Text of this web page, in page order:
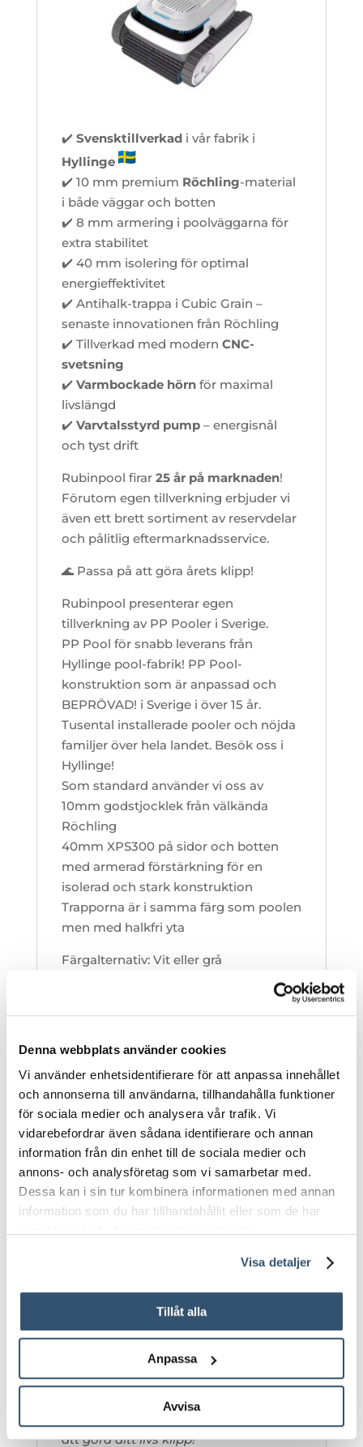
Denna webbplats använder cookies
Vi använder enhetsidentifierare för att anpassa innehållet
och annonserna till användarna, tillhandahålla funktioner
för sociala medier och analysera vår trafik. Vi
vidarebefordrar även sådana identifierare och annan
information från din enhet till de sociala medier och
annons- och analysföretag som vi samarbetar med.
Dessa kan i sin tur kombinera informationen med annan
information som du har tillhandahållit eller som de har
Visa detaljer
Tillåt alla
Anpassa
Avvisa
✔️ Svensktillverkadi vår fabrik i
Hyllinge
✔️ 10 mm premium Röchling-material
i både väggar och botten
✔️ 8 mm armering i poolväggarna för
extra stabilitet
✔️ 40 mm isolering för optimal
energieffektivitet
✔️ Antihalk-trappa i Cubic Grain –
senaste innovationen från Röchling
✔️ Tillverkad med modern CNC-
svetsning
✔️ Varmbockade hörnför maximal
livslängd
✔️ Varvtalsstyrd pump– energisnål
och tyst drift
Rubinpool firar 25 år på marknaden!
Förutom egen tillverkning erbjuder vi
även ett brett sortiment av reservdelar
och pålitlig eftermarknadsservice.
🌊 Passa på att göra årets klipp!
Rubinpool presenterar egen
tillverkning av PP Pooler i Sverige.
PP Pool för snabb leverans från
Hyllinge pool-fabrik! PP Pool-
konstruktion som är anpassad och
BEPRÖVAD! i Sverige i över 15 år.
Tusental installerade pooler och nöjda
familjer över hela landet. Besök oss i
Hyllinge!
Som standard använder vi oss av
10mm godstjocklek från välkända
Röchling
40mm XPS300 på sidor och botten
med armerad förstärkning för en
isolerad och stark konstruktion
Trapporna är i samma färg som poolen
men med halkfri yta
Färgalternativ: Vit eller grå
Trappalternativ: Helgaveltrappa eller
Pool i 10mm PP-material från
Röchling
Trappor med halkfri yta
Pump med varvtalsstyrning för
sänkt energiförbrukning
PVC-kit
Sand och sandfilter
10 års materialgaranti
fackmannamässigt utfört
Erbjudandet gäller på beställningar
att göra ditt livs klipp!